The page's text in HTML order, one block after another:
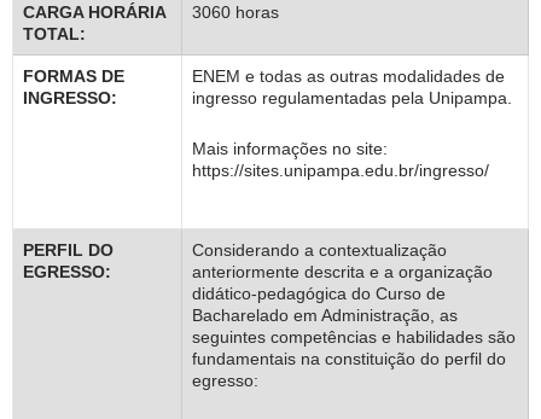
CARGA HORÁRIA
TOTAL:
3060 horas
FORMAS DE
INGRESSO:
ENEM e todas as outras modalidades de
ingresso regulamentadas pela Unipampa.
Mais informações no site:
https://sites.unipampa.edu.br/ingresso/
PERFIL DO
EGRESSO:
Considerando a contextualização
anteriormente descrita e a organização
didático-pedagógica do Curso de
Bacharelado em Administração, as
seguintes competências e habilidades são
fundamentais na constituição do perfil do
egresso: